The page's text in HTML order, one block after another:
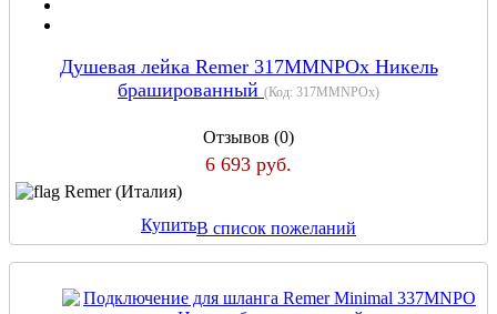
Душевая лейка Remer 317MMNPOx Никель
брашированный (Код: 317MMNPOx)
Отзывов (0)
6 693 руб.
Remer (Италия)
КупитьВ список пожеланий